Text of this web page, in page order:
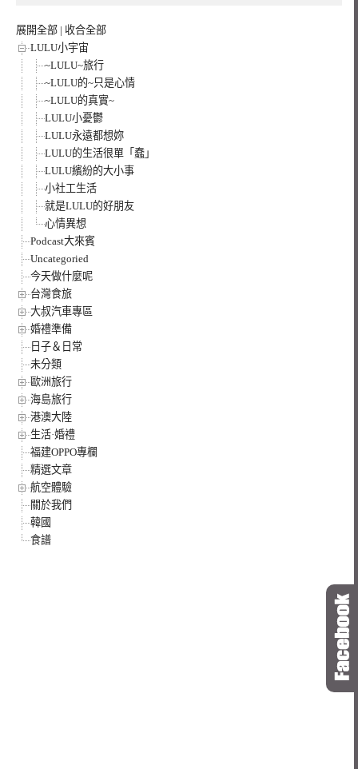
展開全部 | 收合全部
LULU小宇宙
~LULU~旅行
~LULU的~只是心情
~LULU的真實~
LULU小憂鬱
LULU永遠都想妳
LULU的生活很單「蠢」
LULU繽紛的大小事
小社工生活
就是LULU的好朋友
心情異想
Podcast大來賓
Uncategoried
今天做什麼呢
台灣食旅
大叔汽車專區
婚禮準備
日子＆日常
未分類
歐洲旅行
海島旅行
港澳大陸
生活·婚禮
福建OPPO專欄
精選文章
航空體驗
關於我們
韓國
食譜